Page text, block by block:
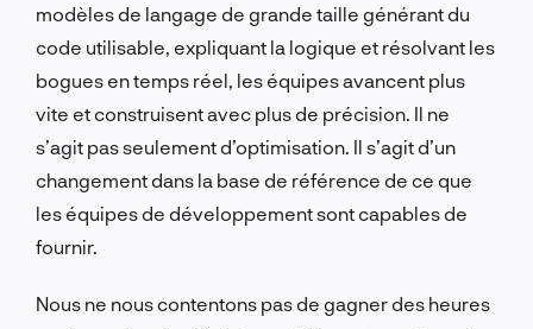
modèles de langage de grande taille générant du
code utilisable, expliquant la logique et résolvant les
bogues en temps réel, les équipes avancent plus
vite et construisent avec plus de précision. Il ne
s’agit pas seulement d’optimisation. Il s’agit d’un
changement dans la base de référence de ce que
les équipes de développement sont capables de
fournir.
Nous ne nous contentons pas de gagner des heures